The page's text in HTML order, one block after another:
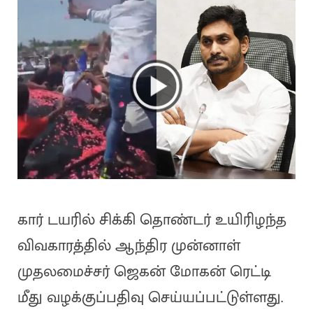
கார் டயரில் சிக்கி தொண்டர் உயிரிழந்த
விவகாரத்தில் ஆந்திர முன்னாள்
முதலமைச்சர் ஜெகன் மோகன் ரெட்டி
மீது வழக்குப்பதிவு செய்யப்பட்டுள்ளது.